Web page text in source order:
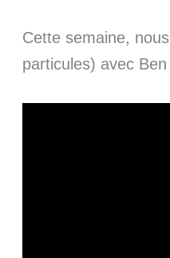
Cette semaine,
particules) avec